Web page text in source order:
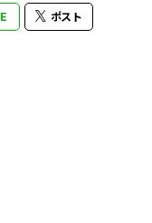
ポスト